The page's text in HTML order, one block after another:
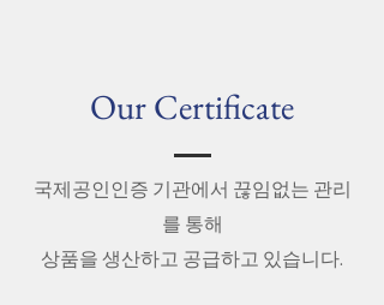
Our Certificate
국제공인인증 기관에서 끊임없는 관리
를 통해​
​상품을 생산하고 공급하고 있습니다.